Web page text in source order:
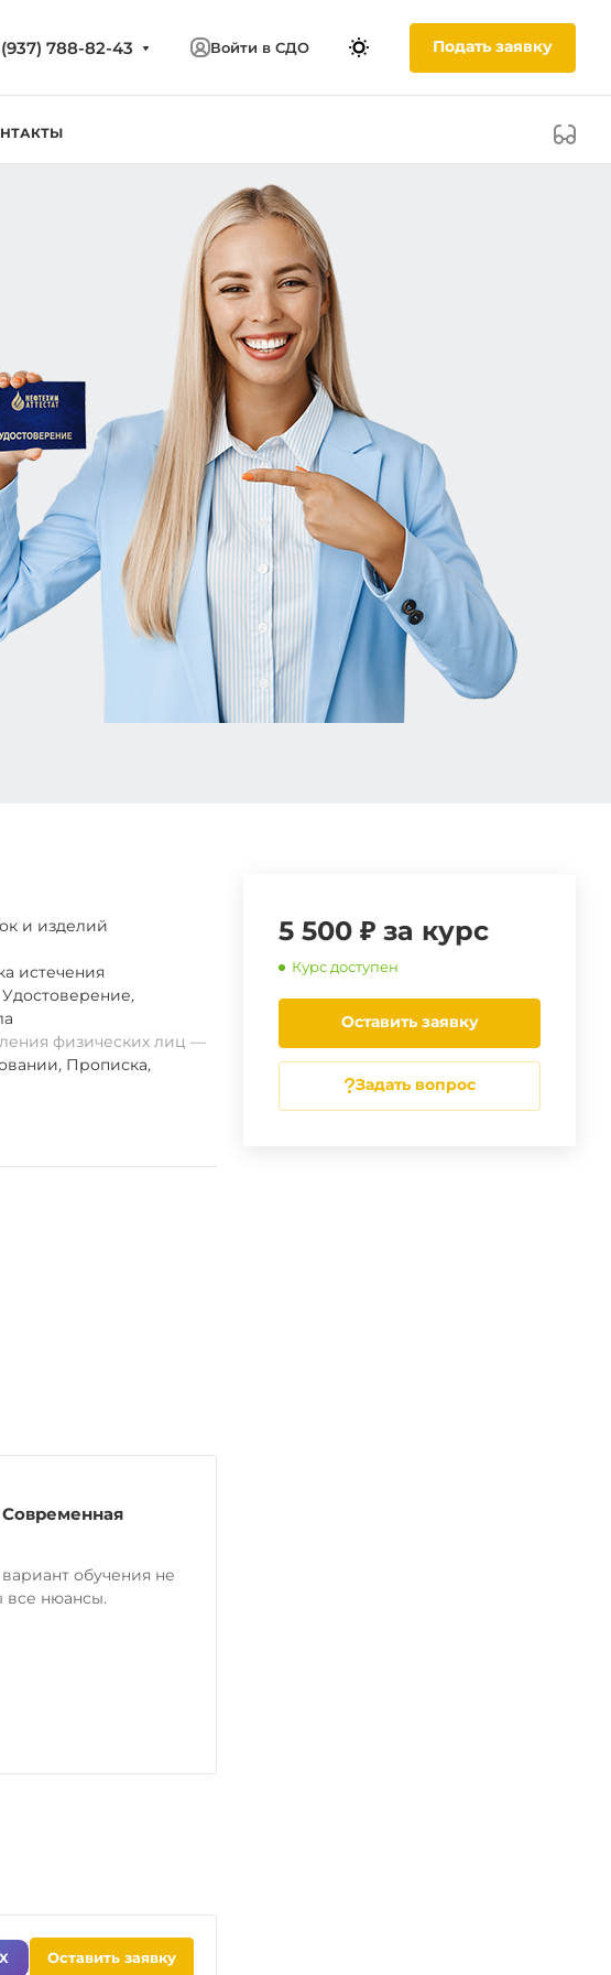
788-82-43 Войти в СДО Подать заявку
5 500 ₽ за курс
Курс доступен
Оставить заявку
Задать вопрос
и изделий
истечения
Удостоверение,
физических лиц
, Прописка,
обучения не
все нюансы.
Оставить заявку